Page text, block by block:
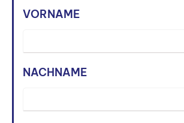
VORNAME
NACHNAME